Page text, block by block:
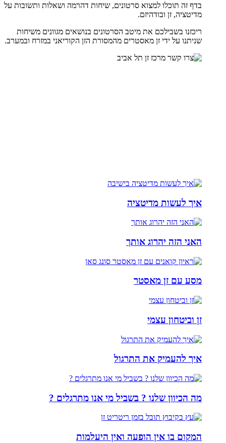
בדף זה תוכלו למצוא סרטונים, שיחות דהרמה ושאלות ותשובות על
מדיטציה, זן ובודהיזם.
ריכזנו בשבילכם את מיטב הסרטונים בנושאים מגוונים משיחות
שניתנו על ידי זן מאסטרים מהמסורת הזן הקוריאני במזרח ובמערב.
איך לעשות מדיטציה
האני הזה יהרוג אותך
מסע עם זן מאסטר
זן וביטחון עצמי
איך להעמיק את התרגול
מה הכיוון שלנו ? בשביל מי אנו מתרגלים ?
המקום בו אין הופעה ואין היעלמות